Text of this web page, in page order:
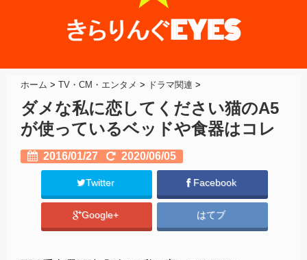
ホーム > TV・CM・エンタメ > ドラマ関連 >
ダメな私に恋してください猫のA5
が使っているベッドや食器はコレ
2016/01/27 2020/06/05
Twitter Facebook
Google+ はてブ